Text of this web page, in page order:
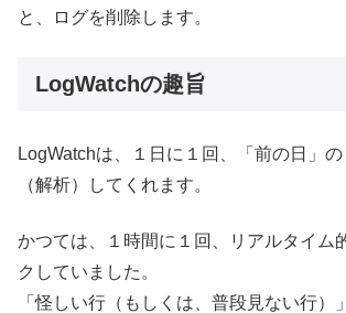
と、ログを削除します。
LogWatchの趣旨
LogWatchは、１日に１回、「前の日」
（解析）してくれます。
かつては、１時間に１回、リアルタイム
クしていました。
「怪しい行（もしくは、普段見ない行）